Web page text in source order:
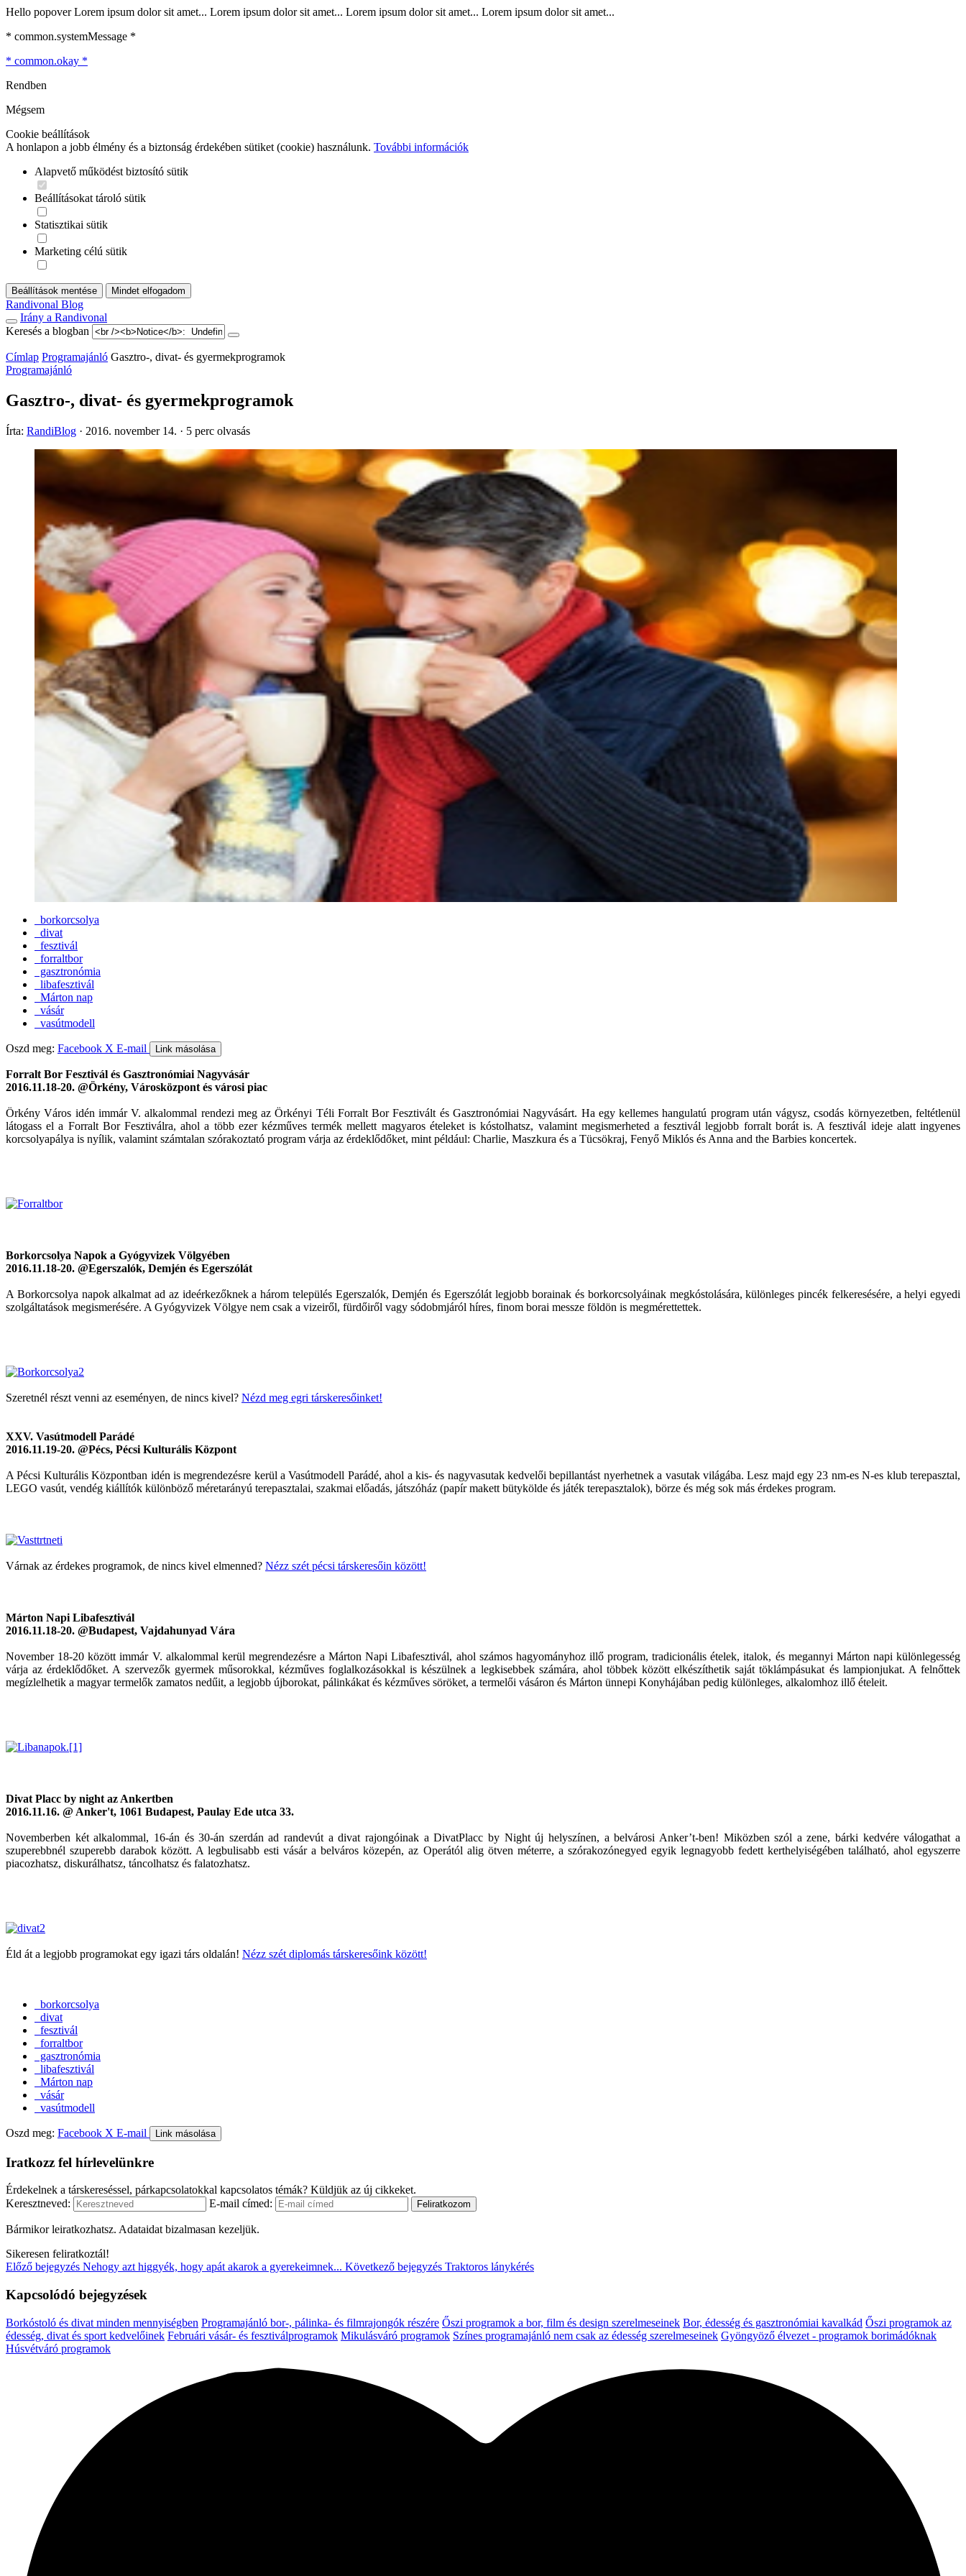
Hello popover Lorem ipsum dolor sit amet... Lorem ipsum dolor sit amet... Lorem ipsum dolor sit amet... Lorem ipsum dolor sit amet...
* common.systemMessage *
* common.okay *
Rendben
Mégsem
Cookie beállítások
A honlapon a jobb élmény és a biztonság érdekében sütiket (cookie) használunk. További információk
Alapvető működést biztosító sütik
Beállításokat tároló sütik
Statisztikai sütik
Marketing célú sütik
Beállítások mentése Mindet elfogadom
Randivonal Blog
Irány a Randivonal
Keresés a blogban
Címlap Programajánló Gasztro-, divat- és gyermekprogramok
Programajánló
Gasztro-, divat- és gyermekprogramok
Írta: RandiBlog · 2016. november 14. · 5 perc olvasás
borkorcsolya
divat
fesztivál
forraltbor
gasztronómia
libafesztivál
Márton nap
vásár
vasútmodell
Oszd meg: Facebook X E-mail Link másolása
Forralt Bor Fesztivál és Gasztronómiai Nagyvásár
2016.11.18-20. @Örkény, Városközpont és városi piac
Örkény Város idén immár V. alkalommal rendezi meg az Örkényi Téli Forralt Bor Fesztivált és Gasztronómiai Nagyvásárt. Ha egy kellemes hangulatú program után vágysz, csodás környezetben, feltétlenül
látogass el a Forralt Bor Fesztiválra, ahol a több ezer kézműves termék mellett magyaros ételeket is kóstolhatsz, valamint megismerheted a fesztivál legjobb forralt borát is. A fesztivál ideje alatt ingyenes
korcsolyapálya is nyílik, valamint számtalan szórakoztató program várja az érdeklődőket, mint például: Charlie, Maszkura és a Tücsökraj, Fenyő Miklós és Anna and the Barbies koncertek.
Borkorcsolya Napok a Gyógyvizek Völgyében
2016.11.18-20. @Egerszalók, Demjén és Egerszólát
A Borkorcsolya napok alkalmat ad az ideérkezőknek a három település Egerszalók, Demjén és Egerszólát legjobb borainak és borkorcsolyáinak megkóstolására, különleges pincék felkeresésére, a helyi egyedi
szolgáltatások megismerésére. A Gyógyvizek Völgye nem csak a vizeiről, fürdőiről vagy sódobmjáról híres, finom borai messze földön is megmérettettek.
Szeretnél részt venni az eseményen, de nincs kivel? Nézd meg egri társkeresőinket!
XXV. Vasútmodell Parádé
2016.11.19-20. @Pécs, Pécsi Kulturális Központ
A Pécsi Kulturális Központban idén is megrendezésre kerül a Vasútmodell Parádé, ahol a kis- és nagyvasutak kedvelői bepillantást nyerhetnek a vasutak világába. Lesz majd egy 23 nm-es N-es klub terepasztal,
LEGO vasút, vendég kiállítók különböző méretarányú terepasztalai, szakmai előadás, játszóház (papír makett bütykölde és játék terepasztalok), börze és még sok más érdekes program.
Várnak az érdekes programok, de nincs kivel elmenned? Nézz szét pécsi társkeresőin között!
Márton Napi Libafesztivál
2016.11.18-20. @Budapest, Vajdahunyad Vára
November 18-20 között immár V. alkalommal kerül megrendezésre a Márton Napi Libafesztivál, ahol számos hagyományhoz illő program, tradicionális ételek, italok, és megannyi Márton napi különlegesség
várja az érdeklődőket. A szervezők gyermek műsorokkal, kézműves foglalkozásokkal is készülnek a legkisebbek számára, ahol többek között elkészíthetik saját töklámpásukat és lampionjukat. A felnőttek
megízlelhetik a magyar termelők zamatos nedűit, a legjobb újborokat, pálinkákat és kézműves söröket, a termelői vásáron és Márton ünnepi Konyhájában pedig különleges, alkalomhoz illő ételeit.
Divat Placc by night az Ankertben
2016.11.16. @ Anker't, 1061 Budapest, Paulay Ede utca 33.
Novemberben két alkalommal, 16-án és 30-án szerdán ad randevút a divat rajongóinak a DivatPlacc by Night új helyszínen, a belvárosi Anker’t-ben! Miközben szól a zene, bárki kedvére válogathat a
szuperebbnél szuperebb darabok között. A legbulisabb esti vásár a belváros közepén, az Operától alig ötven méterre, a szórakozónegyed egyik legnagyobb fedett kerthelyiségében található, ahol egyszerre
piacozhatsz, diskurálhatsz, táncolhatsz és falatozhatsz.
Éld át a legjobb programokat egy igazi társ oldalán! Nézz szét diplomás társkeresőink között!
borkorcsolya
divat
fesztivál
forraltbor
gasztronómia
libafesztivál
Márton nap
vásár
vasútmodell
Oszd meg: Facebook X E-mail Link másolása
Iratkozz fel hírlevelünkre
Érdekelnek a társkereséssel, párkapcsolatokkal kapcsolatos témák? Küldjük az új cikkeket.
Keresztneved:
E-mail címed:
Bármikor leiratkozhatsz. Adataidat bizalmasan kezeljük.
Sikeresen feliratkoztál!
Előző bejegyzés Nehogy azt higgyék, hogy apát akarok a gyerekeimnek... Következő bejegyzés Traktoros lánykérés
Kapcsolódó bejegyzések
Borkóstoló és divat minden mennyiségben Programajánló bor-, pálinka- és filmrajongók részére Őszi programok a bor, film és design szerelmeseinek Bor, édesség és gasztronómiai kavalkád Őszi programok az
édesség, divat és sport kedvelőinek Februári vásár- és fesztiválprogramok Mikulásváró programok Színes programajánló nem csak az édesség szerelmeseinek Gyöngyöző élvezet - programok borimádóknak
Húsvétváró programok